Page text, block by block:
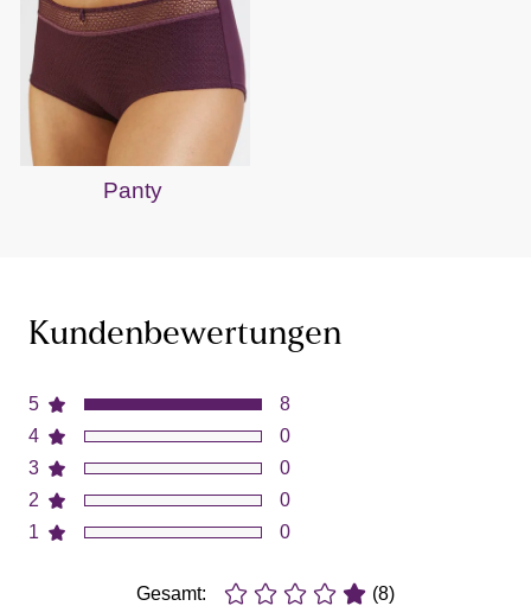
Panty
Kundenbewertungen
5
4
3
2
1
8
0
0
0
0
Gesamt: (8)